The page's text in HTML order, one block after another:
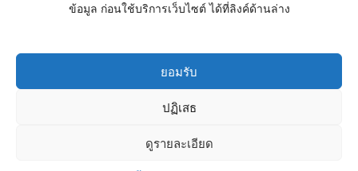
ข้อมูล ก่อนใช้บริการเว็บไซต์ ได้ที่ลิงค์ด้านล่าง
ยอมรับ
ปฏิเสธ
ดูรายละเอียด